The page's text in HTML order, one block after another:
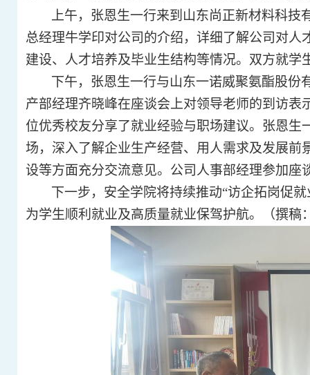
上午，张恩生一行来到 山东尚正新材料科技
总经理牛学印对公司的介绍， 详细了解公司对人
建设、人才培养及毕业生结构等情况。双方就
下午，张恩生一行与山东一诺威聚氨酯股份
产部经理齐晓峰在座谈会上对领导老师的到访表
位优秀校友分享了就业经验与职场建议。张恩
场，深入了解企业生产经营、用人需求及发展
设等方面充分交流意见。公司 人事部经理参加座
下一步，安全学院将持续推动“访企拓岗促
为学生顺利就业及高质量就业保驾护航。
（撰